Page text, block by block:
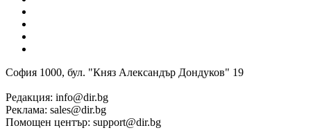
София 1000, бул. "Княз Александър Дондуков" 19
Редакция: info@dir.bg
Реклама: sales@dir.bg
Помощен център: support@dir.bg